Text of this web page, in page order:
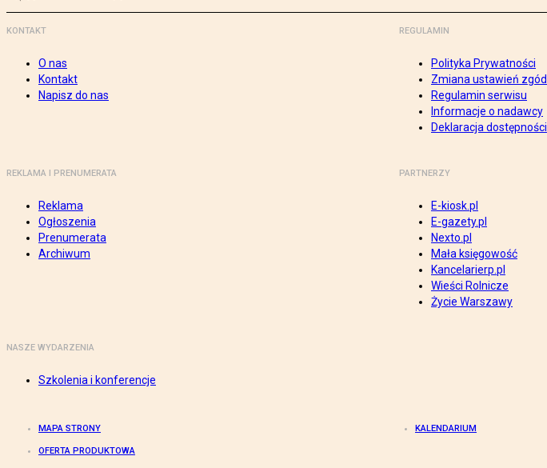
KONTAKT
O nas
Kontakt
Napisz do nas
REGULAMIN
Polityka Prywatności
Zmiana ustawień zgód
Regulamin serwisu
Informacje o nadawcy
Deklaracja dostępności
REKLAMA I PRENUMERATA
Reklama
Ogłoszenia
Prenumerata
Archiwum
PARTNERZY
E-kiosk.pl
E-gazety.pl
Nexto.pl
Mała księgowość
Kancelarierp.pl
Wieści Rolnicze
Życie Warszawy
NASZE WYDARZENIA
Szkolenia i konferencje
MAPA STRONY KALENDARIUM
OFERTA PRODUKTOWA